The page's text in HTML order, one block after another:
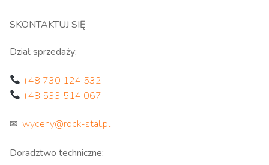
SKONTAKTUJ SIĘ
Dział sprzedaży:
+48 730 124 532
+48 533 514 067
✉ wyceny@rock-stal.pl
Doradztwo techniczne: